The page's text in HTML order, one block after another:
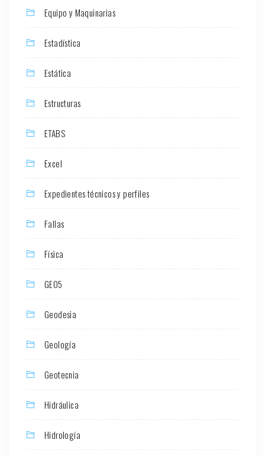
Equipo y Maquinarias
Estadística
Estática
Estructuras
ETABS
Excel
Expedientes técnicos y perfiles
Fallas
Física
GEO5
Geodesia
Geología
Geotecnia
Hidráulica
Hidrología